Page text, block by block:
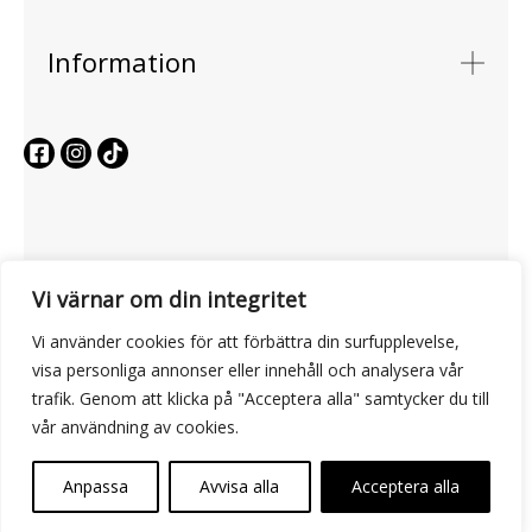
Vi värnar om din integritet
Vi använder cookies för att förbättra din surfupplevelse,
visa personliga annonser eller innehåll och analysera vår
trafik. Genom att klicka på "Acceptera alla" samtycker du till
vår användning av cookies.
Anpassa Avvisa alla Acceptera alla
Information
Copyright © 2026 Swizzle
till